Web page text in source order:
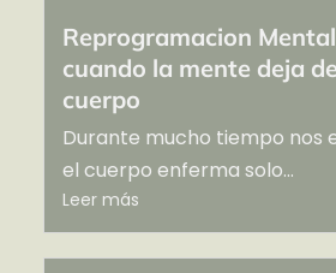
Reprogramacion
cuando la mente deja
cuerpo
Durante mucho tiempo nos
el cuerpo enferma solo...
Leer más